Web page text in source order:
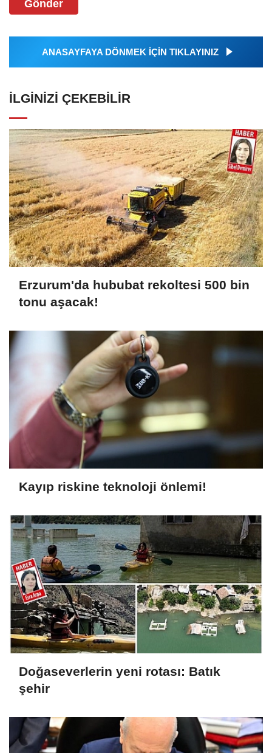
Gönder
ANASAYFAYA DÖNMEK İÇİN TIKLAYINIZ
İLGINIZI ÇEKEBILIR
Erzurum'da hububat rekoltesi 500 bin
tonu aşacak!
Kayıp riskine teknoloji önlemi!
Doğaseverlerin yeni rotası: Batık
şehir